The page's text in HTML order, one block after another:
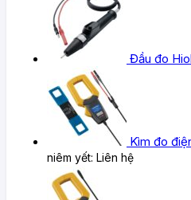
Đầu đo
Kìm đo
niêm yết: Liên hệ